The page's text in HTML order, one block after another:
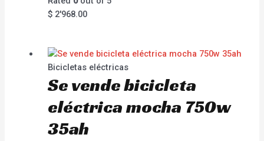
$2'968.00
Bicicletas eléctricas
Se vende bicicleta
eléctrica mocha 750w
35ah